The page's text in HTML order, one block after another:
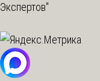
Экспертов"